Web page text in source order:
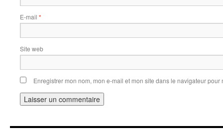
E-mail *
Site web
Enregistrer mon nom, mon e-mail et mon site dans le navigateur